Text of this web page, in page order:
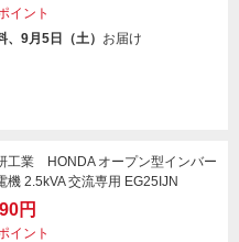
イント
、9月5日（土） お届け
工業 HONDA オープン型インバー
機 2.5kVA 交流専用 EG25IJN
円
イント